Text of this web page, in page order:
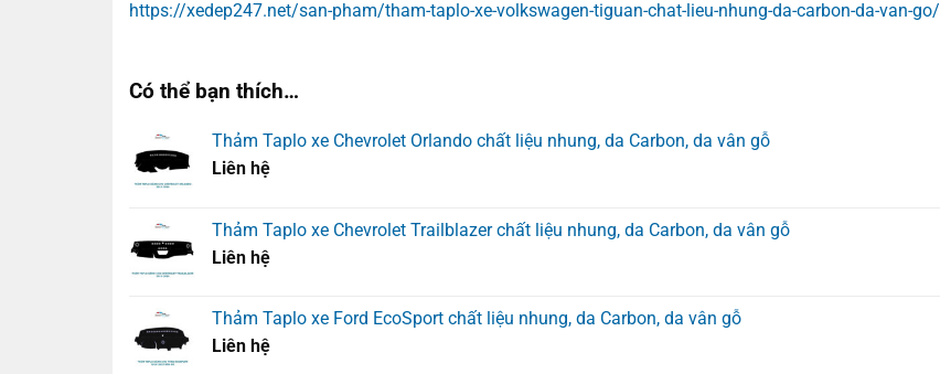
https://xedep247.net/san-pham/tham-taplo-xe-volkswagen-tiguan-chat-lieu-nhung-da-carbon-da-van-go/
Có thể bạn thích…
Thảm Taplo xe Chevrolet Orlando chất liệu nhung, da Carbon, da vân gỗ
Liên hệ
Thảm Taplo xe Chevrolet Trailblazer chất liệu nhung, da Carbon, da vân gỗ
Liên hệ
Thảm Taplo xe Ford EcoSport chất liệu nhung, da Carbon, da vân gỗ
Liên hệ